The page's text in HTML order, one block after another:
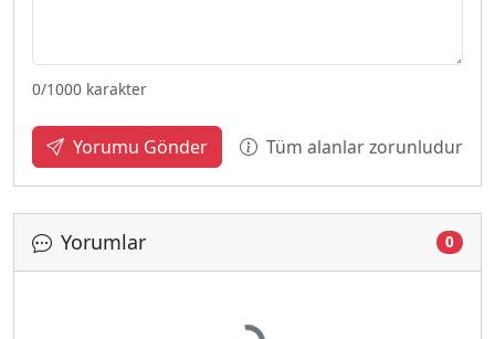
0/1000 karakter
Yorumu Gönder Tüm alanlar zorunludur
Yorumlar 0